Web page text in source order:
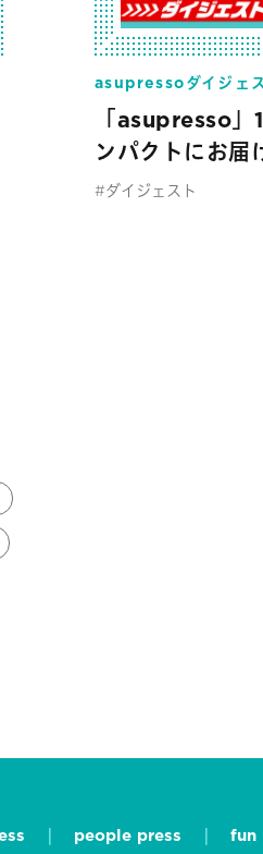
asupressoダイジェ
「asupresso」
ンパクトにお届
#ダイジェスト
people press fun